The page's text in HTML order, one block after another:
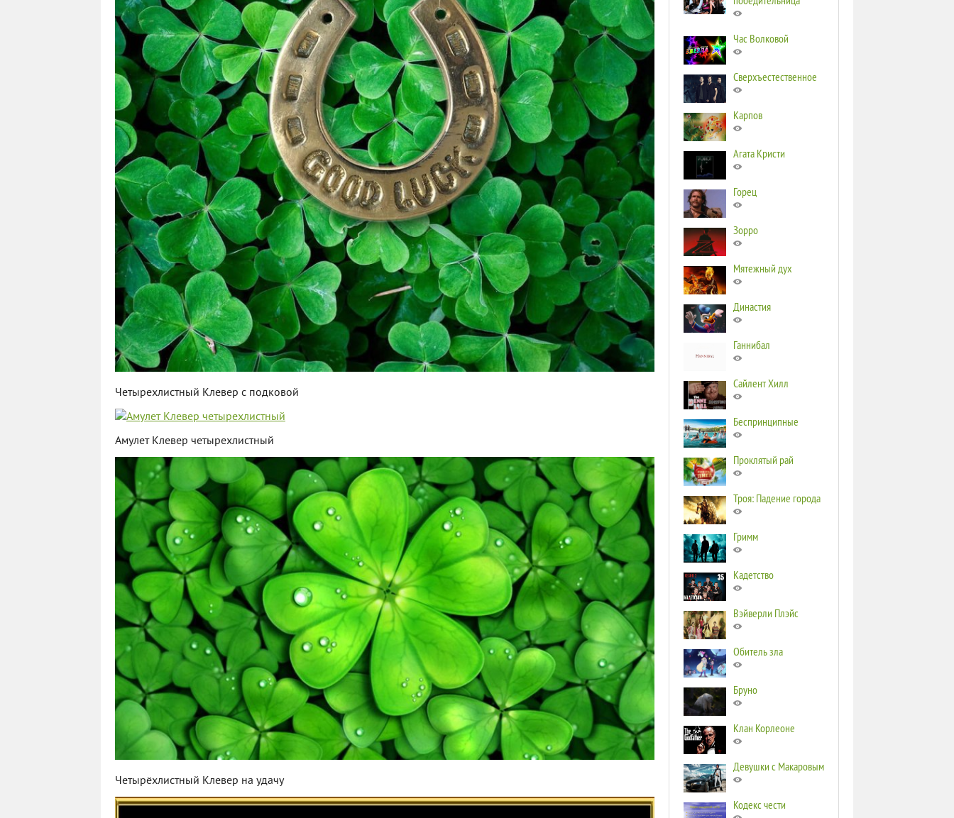
Четырехлистный Клевер с подковой
Амулет Клевер четырехлистный
Четырёхлистный Клевер на удачу
Час Волковой
Сверхъестественное
Карпов
Агата Кристи
Горец
Зорро
Мятежный дух
Династия
Ганнибал
Сайлент Хилл
Беспринципные
Проклятый рай
Троя: Падение города
Гримм
Кадетство
Вэйверли Плэйс
Обитель зла
Бруно
Клан Корлеоне
Девушки с Макаровым
Кодекс чести